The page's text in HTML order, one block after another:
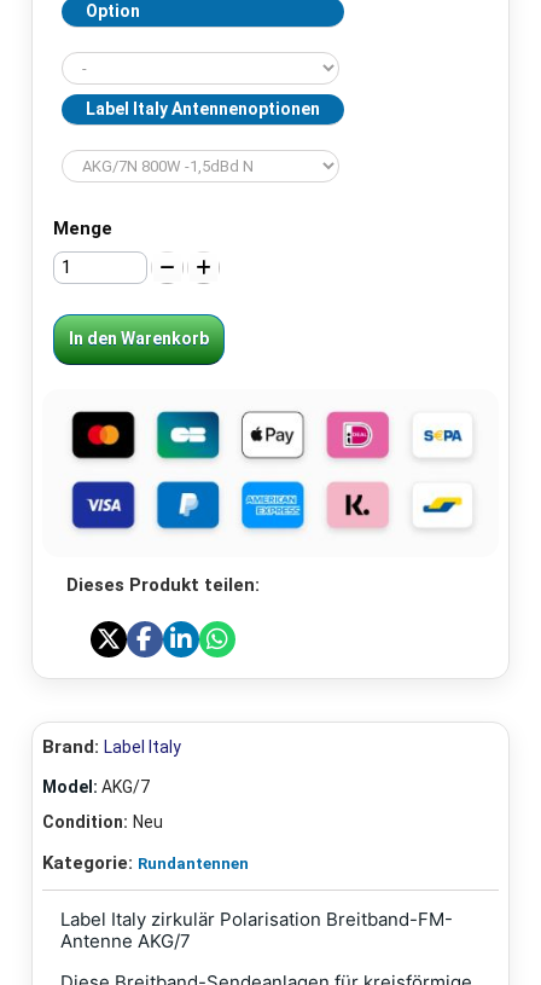
Option
Label Italy Antennenoptionen
Menge
In den Warenkorb
Dieses Produkt teilen:
Brand: Label Italy
Model: AKG/7
Condition: Neu
Kategorie: Rundantennen
Label Italy zirkulär Polarisation Breitband-FM-
Antenne AKG/7